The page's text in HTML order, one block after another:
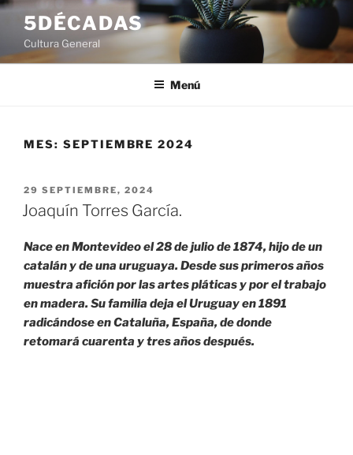
Saltar
contenido
5DÉCADAS
Cultura General
Menú
MES: SEPTIEMBRE 2024
PUBLICADO
EL
29 SEPTIEMBRE, 2024
Joaquín Torres García.
Nace en Montevideo el 28 de julio de 1874, hijo de un
catalán y de una uruguaya. Desde sus primeros años
muestra afición por las artes pláticas y por el trabajo
en madera. Su familia deja el Uruguay en 1891
radicándose en Cataluña, España, de donde
retomará cuarenta y tres años después.